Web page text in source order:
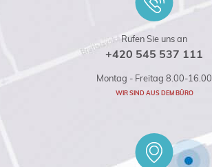
Rufen Sie uns an
+420 545 537 111
Montag - Freitag 8.00-16.00
WIR SIND AUS DEM BÜRO